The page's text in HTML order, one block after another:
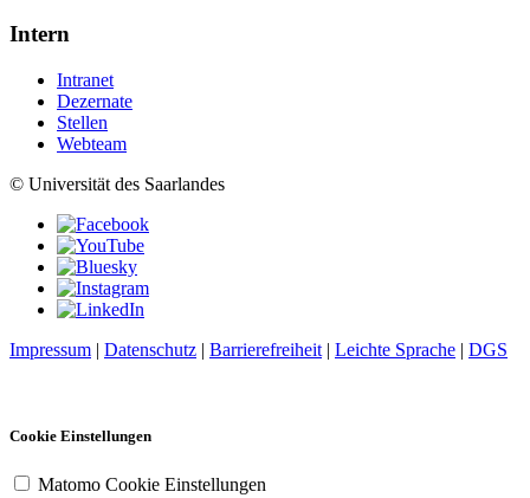
Intern
Intranet
Dezernate
Stellen
Webteam
© Universität des Saarlandes
Impressum | Datenschutz | Barrierefreiheit | Leichte Sprache | DGS
Cookie Einstellungen
Matomo Cookie Einstellungen